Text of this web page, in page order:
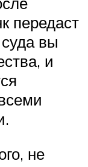
передаст
вы
и
не